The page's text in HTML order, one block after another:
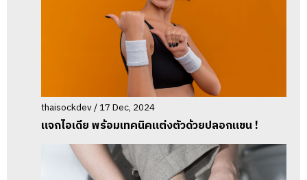
thaisockdev / 17 Dec, 2024
แจกไอเดีย พร้อมเทคนิคแต่งตัวด้วยปลอกแขน !